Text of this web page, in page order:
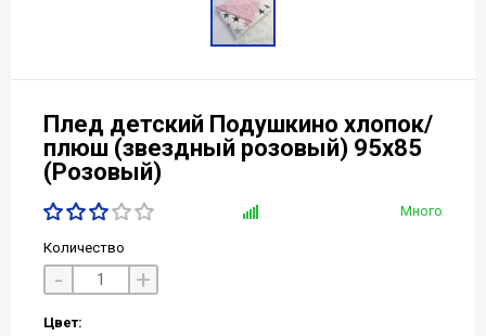
Плед детский Подушкино хлопок/
плюш (звездный розовый) 95х85
(Розовый)
Много
Количество
- +
Цвет: